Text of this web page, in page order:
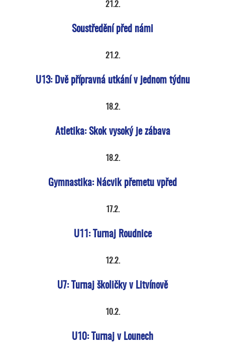
21.2.
Soustředění před námi
21.2.
U13: Dvě přípravná utkání v jednom týdnu
18.2.
Atletika: Skok vysoký je zábava
18.2.
Gymnastika: Nácvik přemetu vpřed
17.2.
U11: Turnaj Roudnice
12.2.
U7: Turnaj školičky v Litvínově
10.2.
U10: Turnaj v Lounech